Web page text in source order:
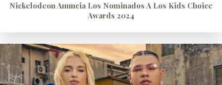
Nickelodeon Anuncia Los Nominados A Los Kids Choice
Awards 2024